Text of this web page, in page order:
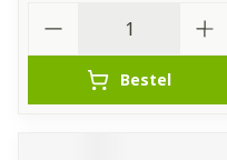
Bestel